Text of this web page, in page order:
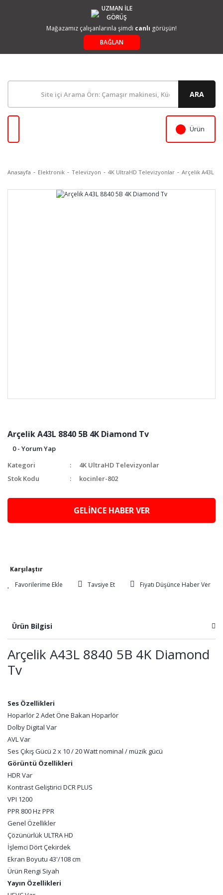
UZMAN İLE
GÖRÜŞ
Mağazamız çalışanlarınla şimdi canlı görüşün!
BAĞLAN
ARA
Ürün
Anasayfa Elektronik Televizyon 4K UltraHD Televizyonlar Arçelik A43L
Arçelik A43L 8840 5B 4K Diamond Tv
0 - Yorum Yap
Kategori
4K UltraHD Televizyonlar
Stok Kodu
kocinler-802
GELİNCE HABER VER
Karşılaştır
Tavsiye Et
Fiyatı Düşünce Haber Ver
Ürün Bilgisi
Arçelik A43L 8840 5B 4K Diamond
Tv
Ses Özellikleri
Hoparlör 2 Adet Öne Bakan Hoparlör
Dolby Digital Var
AVL Var
Ses Çıkış Gücü 2 x 10 / 20 Watt nominal / müzik gücü
Görüntü Özellikleri
HDR Var
Kontrast Geliştirici DCR PLUS
VPI 1200
PPR 800 Hz PPR
Genel Özellikler
Çözünürlük ULTRA HD
İşlemci Dört Çekirdek
Ekran Boyutu 43'/108 cm
Ürün Rengi Siyah
Yayın Özellikleri